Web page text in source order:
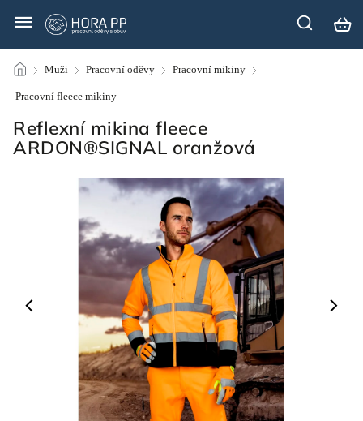
/ Muži / Pracovní oděvy / Pracovní mikiny /
Pracovní fleece mikiny
Reflexní mikina fleece
ARDON®SIGNAL oranžová